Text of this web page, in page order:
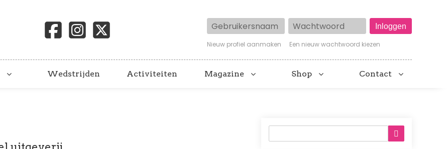
Gebruikersnaam Wachtwoord
Nieuw profiel aanmaken Een nieuw wachtwoord kiezen
Wedstrijden Activiteiten Magazine Shop Contact